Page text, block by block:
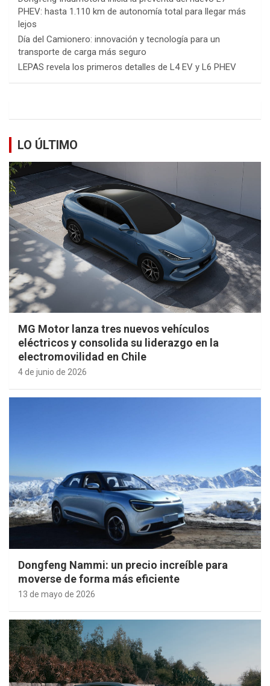
PHEV: hasta 1.110 km de autonomía total para llegar más
lejos
Día del Camionero: innovación y tecnología para un
transporte de carga más seguro
LEPAS revela los primeros detalles de L4 EV y L6 PHEV
LO ÚLTIMO
MG Motor lanza tres nuevos vehículos
eléctricos y consolida su liderazgo en la
electromovilidad en Chile
4 de junio de 2026
Dongfeng Nammi: un precio increíble para
moverse de forma más eficiente
13 de mayo de 2026